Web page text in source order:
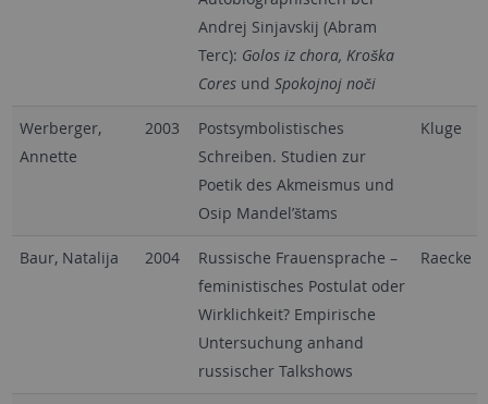
Andrej Sinjavskij (Abram
Terc): Golos iz chora, Kroška
Coresund Spokojnoj noči
Werberger,
Annette
2003
Postsymbolistisches
Schreiben. Studien zur
Poetik des Akmeismus und
Osip Mandel’štams
Kluge
Baur, Natalija 2004
Russische Frauensprache –
feministisches Postulat oder
Wirklichkeit? Empirische
Untersuchung anhand
russischer Talkshows
Raecke